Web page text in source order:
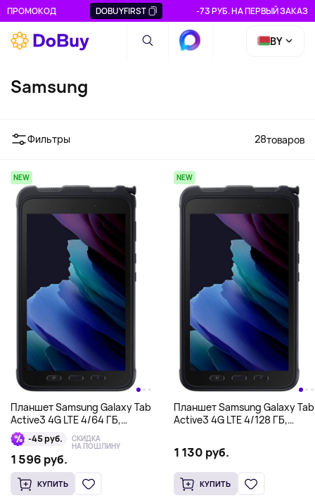
ПРОМОКОД DOBUYFIRST -73 РУБ. НА ПЕРВЫЙ ЗАКАЗ
BY
Samsung
Фильтры 28товаров
NEW
Планшет Samsung Galaxy Tab
Active3 4G LTE 4/64 ГБ,
черный-45 руб. СКИДКА
НА ПОШЛИНУ
1 596 руб.
КУПИТЬ
NEW
Планшет Samsung Galaxy Tab
Active3 4G LTE 4/128 ГБ,
1 130 руб.
КУПИТЬ